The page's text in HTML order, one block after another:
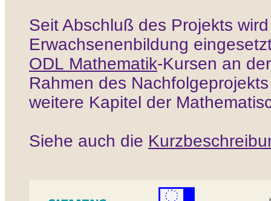
Seit Abschluß des Projekts
Erwachsenenbildung
ODL Mathematik-Kursen an
Rahmen des
weitere Kapitel der
Siehe auch die